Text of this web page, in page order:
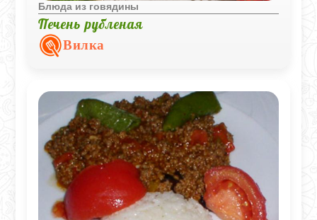
Блюда из говядины
Печень рубленая
Вилка